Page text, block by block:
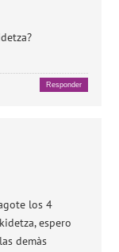
Responder
los 4
espero
demàs